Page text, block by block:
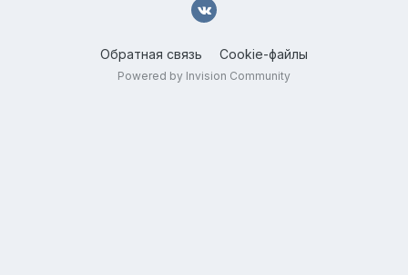
Обратная связь Cookie-файлы
Powered by Invision Community